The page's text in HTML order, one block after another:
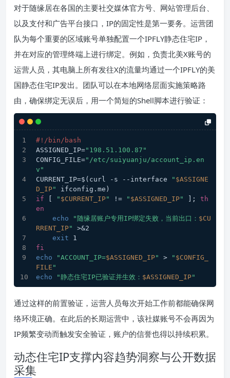
对于随缘居在各国的主要社交媒体官方号、网站管理后台、
以及支付和广告平台接口，IP的固定性是第一要务。运营团
队为每个重要的区域账号单独配置一个IPFLY静态住宅IP，
并在对应的管理终端上进行绑定。例如，负责北美X账号的
运营人员，其电脑上所有发往X的流量均通过一个IPFLY的美
国静态住宅IP发出。团队可以在本地网络层面实施策略路
由，确保绑定无误后，用一个简短的Shell脚本进行验证：
#!/bin/bash
ASSIGNED_IP="198.51.100.87"
CONFIG_FILE="/etc/suiyuanju/account_ip.en
v"
CURRENT_IP=$(curl -s --interface
" $ASSIGNE
D_IP"
ifconfig.me)
if [ " $CURRENT_IP" != " $ASSIGNED_IP" ]; th
en
echo
"随缘居账户专用IP绑定失败，当前出口： $CU
RRENT_IP"
>&2
exit 1
fi
echo
"ACCOUNT_IP=$ASSIGNED_IP" > " $CONFIG_
FILE "
echo
"静态住宅IP已验证并生效： $ASSIGNED_IP"
通过这样的前置验证，运营人员每次开始工作前都能确保网
络环境正确。在此后的长期运营中，该社媒账号不会再因为
IP频繁变动而触发安全验证，账户的信誉也得以持续积累。
动态住宅IP支撑内容趋势洞察与公开数据
采集